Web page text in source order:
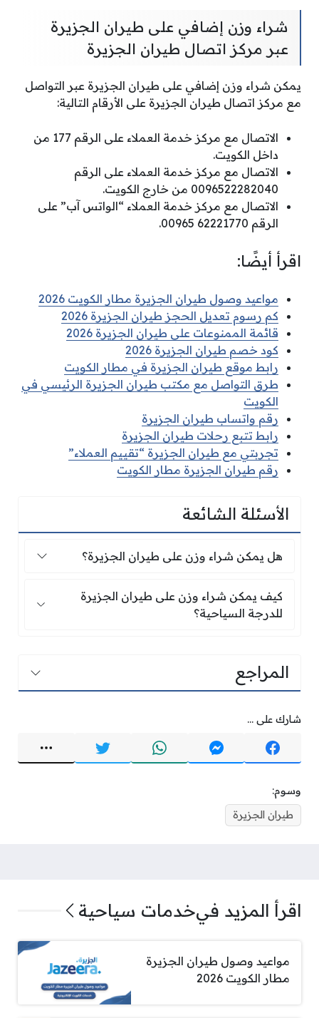
شراء وزن إضافي على طيران الجزيرة
عبر مركز اتصال طيران الجزيرة
يمكن شراء وزن إضافي على طيران الجزيرة عبر التواصل
مع مركز اتصال طيران الجزيرة على الأرقام التالية:
الاتصال مع مركز خدمة العملاء على الرقم 177 من
داخل الكويت.
الاتصال مع مركز خدمة العملاء على الرقم
0096522282040 من خارج الكويت.
الاتصال مع مركز خدمة العملاء “الواتس آب” على
الرقم 62221770 00965.
اقرأ أيضًا:
مواعيد وصول طيران الجزيرة مطار الكويت 2026
كم رسوم تعديل الحجز طيران الجزيرة 2026
قائمة الممنوعات على طيران الجزيرة 2026
كود خصم طيران الجزيرة 2026
رابط موقع طيران الجزيرة في مطار الكويت
طرق التواصل مع مكتب طيران الجزيرة الرئيسي في
الكويت
رقم واتساب طيران الجزيرة
رابط تتبع رحلات طيران الجزيرة
تجربتي مع طيران الجزيرة “تقييم العملاء”
رقم طيران الجزيرة مطار الكويت
الأسئلة الشائعة
هل يمكن شراء وزن على طيران الجزيرة؟
هل يمكن شراء وزن على طيران الجزيرة؟
كيف يمكن شراء وزن على طيران الجزيرة للدرجة
كيف يمكن شراء وزن على طيران الجزيرة
للدرجة السياحية؟
المراجع
شارك على ...
وسوم:
طيران الجزيرة
اقرأ المزيد فيخدمات سياحية
مواعيد وصول طيران الجزيرة
مطار الكويت 2026